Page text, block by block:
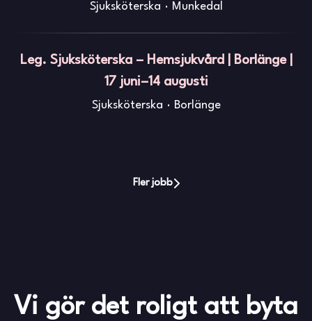
Sjuksköterska · Munkedal
Leg. Sjuksköterska – Hemsjukvård | Borlänge |
17 juni–14 augusti
Sjuksköterska · Borlänge
Fler jobb
Vi gör det roligt att byta